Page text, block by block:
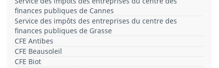
finances publiques de Cannes
Service des impôts des entreprises du centre des
finances publiques de Grasse
CFE Antibes
CFE Beausoleil
CFE Biot